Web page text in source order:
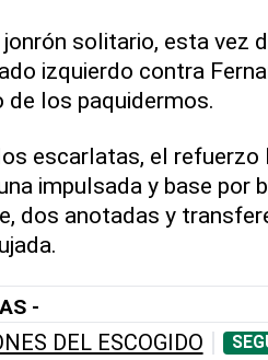
solitario, esta vez
izquierdo contra
de los paquidermos.
escarlatas, el refuerzo
impulsada y base por
dos anotadas y
-
DEL ESCOGIDO